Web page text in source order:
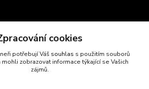
cookies
potřebují Váš souhlas s použitím souborů
mohli zobrazovat informace týkající se Vašich
zájmů.